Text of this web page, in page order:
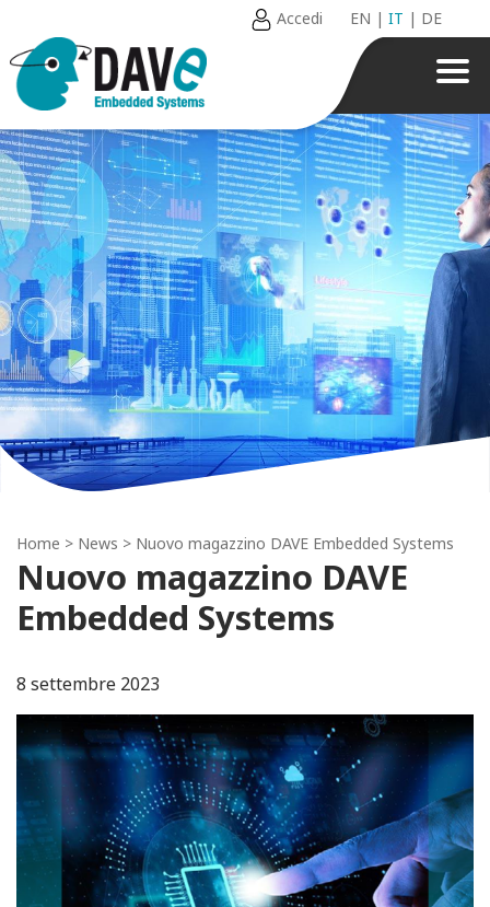
Accedi EN |IT | DE
Home > News > Nuovo magazzino DAVE Embedded Systems
Nuovo magazzino DAVE
Embedded Systems
8 settembre 2023